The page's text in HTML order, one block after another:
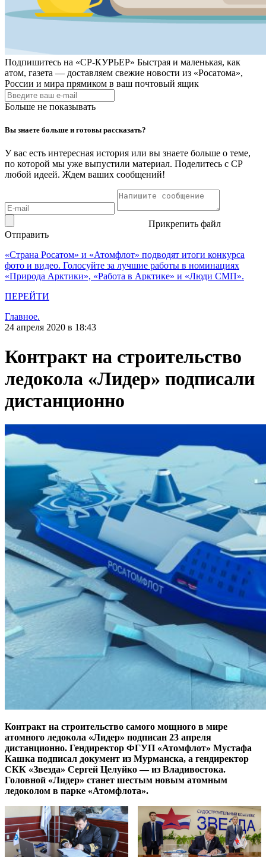
Подпишитесь на «СР-КУРЬЕР» Быстрая и маленькая, как
атом, газета — доставляем свежие новости из «Росатома»,
России и мира прямиком в ваш почтовый ящик
Больше не показывать
Вы знаете больше и готовы рассказать?
У вас есть интересная история или вы знаете больше о теме,
по которой мы уже выпустили материал. Поделитесь с СР
любой идеей. Ждем ваших сообщений!
Прикрепить файл
Отправить
«Страна Росатом» и «Атомфлот» подводят итоги конкурса
фото и видео. Голосуйте за лучшие работы в номинациях
«Природа Арктики», «Работа в Арктике» и «Люди СМП».
ПЕРЕЙТИ
Главное.
24 апреля 2020 в 18:43
Контракт на строительство
ледокола «Лидер» подписали
дистанционно
Контракт на строительство самого мощного в мире
атомного ледокола «Лидер» подписан 23 апреля
дистанционно. Гендиректор ФГУП «Атомфлот» Мустафа
Кашка подписал документ из Мурманска, а гендиректор
СКК «Звезда» Сергей Целуйко — из Владивостока.
Головной «Лидер» станет шестым новым атомным
ледоколом в парке «Атомфлота».